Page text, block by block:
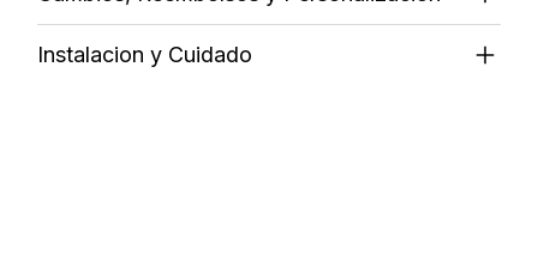
Instalacion y Cuidado